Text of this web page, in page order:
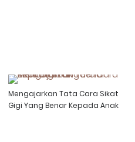
Mengajarkan Tata Cara Sikat
Gigi Yang Benar Kepada Anak